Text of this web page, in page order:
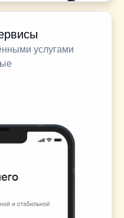
услугами